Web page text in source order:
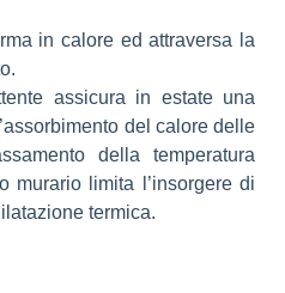
in calore ed attraversa la
assicura in estate una
del calore delle
della temperatura
murario limita l’insorgere di
termica.